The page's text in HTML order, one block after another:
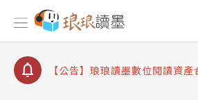
【公告】琅琅書店服務升級重要
查詢
【公告】因 Readmoo 讀墨系統
【公告】琅琅讀墨數位閱讀資